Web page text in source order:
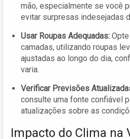
mão, especialmente se você
evitar surpresas indesejadas
Usar Roupas Adequadas:
camadas, utilizando roupas
ajustadas ao longo do dia,
varia.
Verificar Previsões
consulte uma fonte confiável
atualizações sobre as
Impacto do Clima na